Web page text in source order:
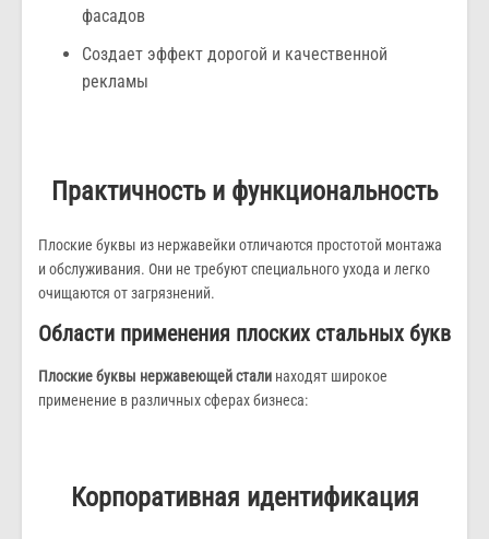
фасадов
Создает эффект дорогой и качественной
рекламы
Практичность и функциональность
Плоские буквы из нержавейки отличаются простотой монтажа
и обслуживания. Они не требуют специального ухода и легко
очищаются от загрязнений.
Области применения плоских стальных букв
Плоские буквы нержавеющей стали находят широкое
применение в различных сферах бизнеса:
Корпоративная идентификация